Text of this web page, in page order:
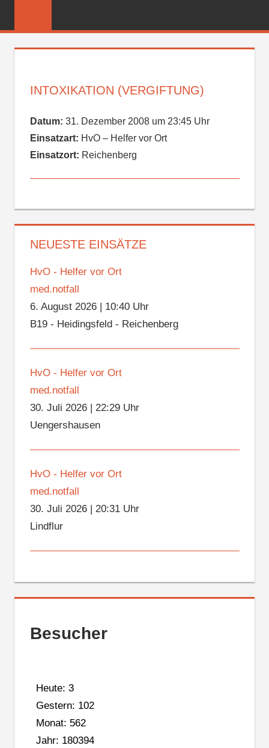
FEUERWEHR
INTOXIKATION (VERGIFTUNG)
Datum: 31. Dezember 2008 um 23:45 Uhr
Einsatzart: HvO – Helfer vor Ort
Einsatzort: Reichenberg
NEUESTE EINSÄTZE
HvO - Helfer vor Ort
med.notfall
6. August 2026| 10:40 Uhr
B19 - Heidingsfeld - Reichenberg
HvO - Helfer vor Ort
med.notfall
30. Juli 2026| 22:29 Uhr
Uengershausen
HvO - Helfer vor Ort
med.notfall
30. Juli 2026| 20:31 Uhr
Lindflur
Besucher
Heute: 3
Gestern: 102
Monat: 562
Jahr: 180394